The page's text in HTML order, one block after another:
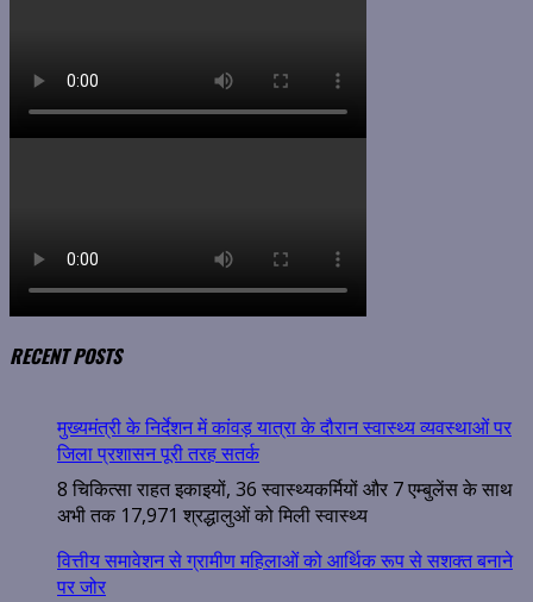
RECENT POSTS
मुख्यमंत्री के निर्देशन में कांवड़ यात्रा के दौरान स्वास्थ्य व्यवस्थाओं पर
जिला प्रशासन पूरी तरह सतर्क
8 चिकित्सा राहत इकाइयों, 36 स्वास्थ्यकर्मियों और 7 एम्बुलेंस के साथ
अभी तक 17,971 श्रद्धालुओं को मिली स्वास्थ्य
वित्तीय समावेशन से ग्रामीण महिलाओं को आर्थिक रूप से सशक्त बनाने
पर जोर